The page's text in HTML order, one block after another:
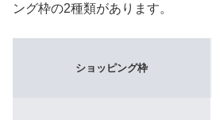
ング枠の2種類があります。
ショッピング枠